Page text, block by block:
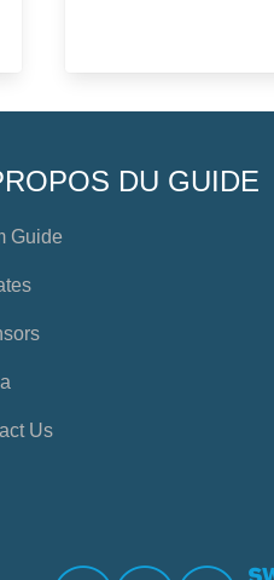
DU GUIDE
Guide
Us